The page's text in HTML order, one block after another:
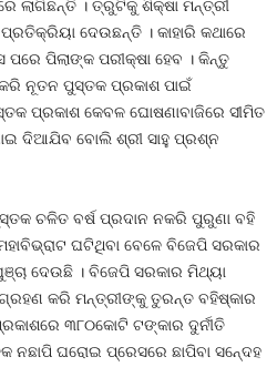
ଲାଗିଛନ୍ତି । ତ୍ରୁଟିକୁ ଶିକ୍ଷା ମନ୍ତ୍ରୀ
ଦେଉଛନ୍ତି । କାହାରି କଥାରେ
ପରେ ପିଲାଙ୍କ ପରୀକ୍ଷା ହେବ । କିନ୍ତୁ
ନୂତନ ପୁସ୍ତକ ପ୍ରକାଶ ପାଇଁ
ପ୍ରକାଶ କେବଳ ଘୋଷଣାବାଜିରେ ସୀମିତ
ଦିଆଯିବ ବୋଲି ଶ୍ରୀ ସାହୁ ପ୍ରଶ୍ନ
ଚଳିତ ବର୍ଷ ପ୍ରଦାନ ନକରି ପୁରୁଣା ବହି
ଘଟିଥିବା ବେଳେ ବିଜେପି ସରକାର
ଦେଉଛି । ବିଜେପି ସରକାର ମିଥ୍ୟା
କରି ମନ୍ତ୍ରୀଙ୍କୁ ତୁରନ୍ତ ବହିଷ୍କାର
୩୮୦କୋଟି ଟଙ୍କାର ଦୁର୍ନୀତି
ନଛାପି ଘରୋଇ ପ୍ରେସରେ ଛାପିବା ସନେ୍ଦହ